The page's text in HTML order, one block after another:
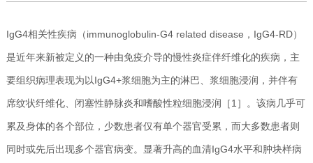
IgG4相关性疾病（immunoglobulin-G4 related disease，IgG4-RD）
是近年来新被定义的一种由免疫介导的慢性炎症伴纤维化的疾病，主
要组织病理表现为以IgG4+浆细胞为主的淋巴、浆细胞浸润，并伴有
席纹状纤维化、闭塞性静脉炎和嗜酸性粒细胞浸润［1］。该病几乎可
累及身体的各个部位，少数患者仅有单个器官受累，而大多数患者则
同时或先后出现多个器官病变。显著升高的血清IgG4水平和肿块样病